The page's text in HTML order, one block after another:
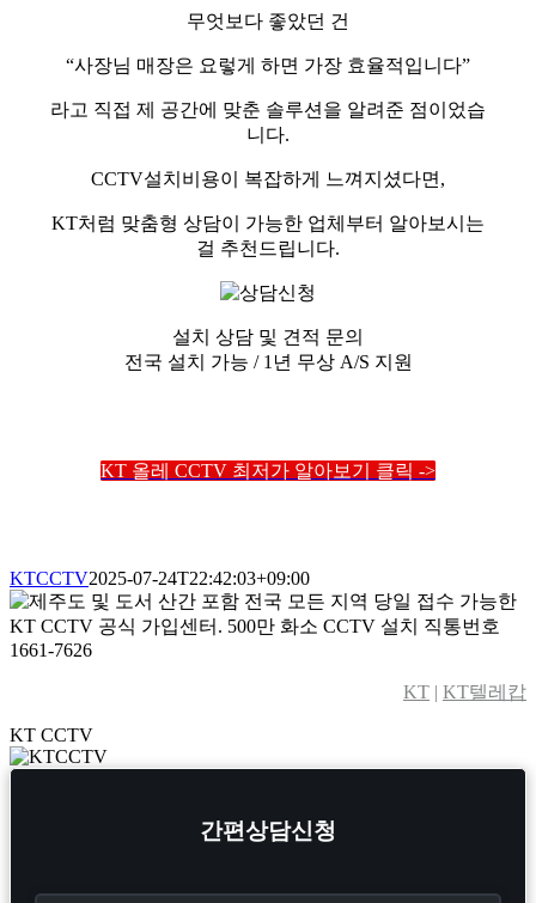
무엇보다 좋았던 건
“사장님 매장은 요렇게 하면 가장 효율적입니다”
라고 직접 제 공간에 맞춘 솔루션을 알려준 점이었습
니다.
CCTV설치비용이 복잡하게 느껴지셨다면,
KT처럼 맞춤형 상담이 가능한 업체부터 알아보시는
걸 추천드립니다.
설치 상담 및 견적 문의
전국 설치 가능 / 1년 무상 A/S 지원
KT 올레 CCTV 최저가 알아보기 클릭 ->
KTCCTV2025-07-24T22:42:03+09:00
KT | KT텔레캅
KT CCTV
Toggle
Sliding
간편상담신청